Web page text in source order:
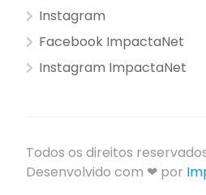
Instagram
Facebook ImpactaNet
Instagram ImpactaNet
Todos os direitos
Desenvolvido com ❤ por